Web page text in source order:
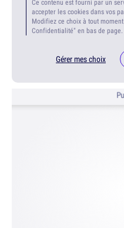
Ce contenu est fourni par un
accepter les cookies dans vos
Modifiez ce choix à tout
Confidentialité" en bas de page.
Gérer mes choix